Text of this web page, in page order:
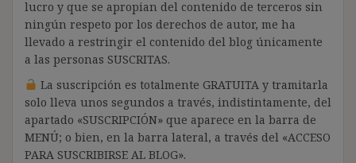
lucro y que se apropian del contenido de terceros sin
ningún respeto por los derechos de autor, me ha
llevado a restringir el contenido del blog únicamente
a las personas SUSCRITAS.
La suscripción es totalmente GRATUITA y tramitarla
solo lleva unos segundos a través, indistintamente, del
apartado «SUSCRIPCIÓN» que aparece en la barra de
MENÚ; o bien, en la barra lateral, a través del «ACCESO
PARA SUSCRIBIRSE AL BLOG».